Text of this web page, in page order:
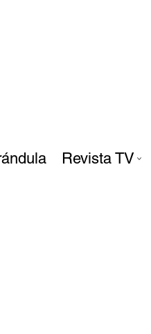
Revista TV